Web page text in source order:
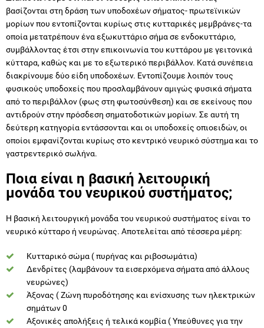
βασίζονται στη δράση των υποδοχέων σήματος- πρωτεϊνικών
μορίων που εντοπίζονται κυρίως στις κυτταρικές μεμβράνες-τα
οποία μετατρέπουν ένα εξωκυττάριο σήμα σε ενδοκυττάριο,
συμβάλλοντας έτσι στην επικοινωνία του κυττάρου με γειτονικά
κύτταρα, καθώς και με το εξωτερικό περιβάλλον. Κατά συνέπεια
διακρίνουμε δύο είδη υποδοχέων. Εντοπίζουμε λοιπόν τους
φυσικούς υποδοχείς που προσλαμβάνουν αμιγώς φυσικά σήματα
από το περιβάλλον (φως στη φωτοσύνθεση) και σε εκείνους που
αντιδρούν στην πρόσδεση σηματοδοτικών μορίων. Σε αυτή τη
δεύτερη κατηγορία εντάσσονται και οι υποδοχείς οπιοειδών, οι
οποίοι εμφανίζονται κυρίως στο κεντρικό νευρικό σύστημα και το
γαστρεντερικό σωλήνα.
Ποια είναι η βασική λειτουρική
μονάδα του νευρικού συστήματος;
Η βασική λειτουργική μονάδα του νευρικού συστήματος είναι το
νευρικό κύτταρο ή νευρώνας. Αποτελείται από τέσσερα μέρη:
Κυτταρικό σώμα ( πυρήνας και ριβοσωμάτια)
Δενδρίτες (λαμβάνουν τα εισερχόμενα σήματα από άλλους
νευρώνες)
Άξονας ( Ζώνη πυροδότησης και ενίσχυσης των ηλεκτρικών
σημάτων 0
Αξονικές απολήξεις ή τελικά κομβία ( Υπεύθυνες για την